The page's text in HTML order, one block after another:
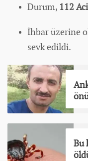
Durum, 112
İhbar üzerine
sevk edildi.
Bu